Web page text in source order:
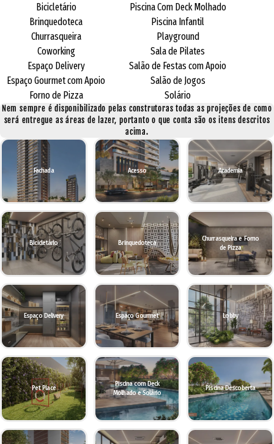
Bicicletário
Brinquedoteca
Churrasqueira
Coworking
Espaço Delivery
Espaço Gourmet com Apoio
Forno de Pizza
Piscina Com Deck Molhado
Piscina Infantil
Playground
Sala de Pilates
Salão de Festas com Apoio
Salão de Jogos
Solário
Nem sempre é disponibilizado pelas construtoras todas as projeções de como
será entregue as áreas de lazer, portanto o que conta são os itens descritos
acima.
Fachada Acesso Academia
Bicicletário Brinquedoteca
Churrasqueira e Forno
de Pizza
Espaço Delivery Espaço Gourmet Lobby
Pet Place
Piscina com Deck
Molhado e Solário
Piscina Descoberta